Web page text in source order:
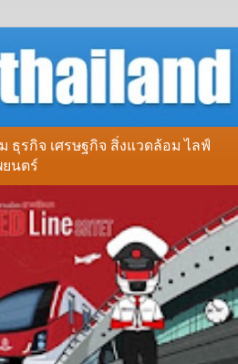
ธุรกิจ เศรษฐกิจ สิ่งแวดล้อม ไลฟ์
ยนตร์